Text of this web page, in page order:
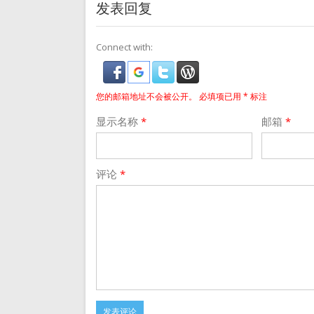
发表回复
Connect with:
您的邮箱地址不会被公开。 必填项已用 * 标注
显示名称 * 邮箱 *
评论 *